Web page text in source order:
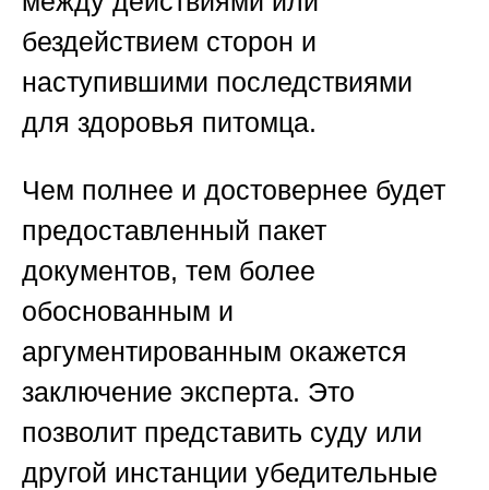
бездействием сторон и
наступившими последствиями
для здоровья питомца.
Чем полнее и достовернее будет
предоставленный пакет
документов, тем более
обоснованным и
аргументированным окажется
заключение эксперта. Это
позволит представить суду или
другой инстанции убедительные